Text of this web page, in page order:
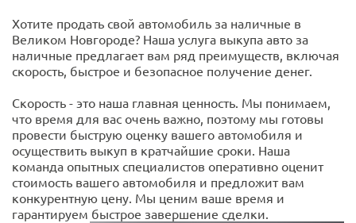
Хотите продать свой автомобиль за наличные в
Великом Новгороде? Наша услуга выкупа авто за
наличные предлагает вам ряд преимуществ, включая
скорость, быстрое и безопасное получение денег.
Скорость - это наша главная ценность. Мы понимаем,
что время для вас очень важно, поэтому мы готовы
провести быструю оценку вашего автомобиля и
осуществить выкуп в кратчайшие сроки. Наша
команда опытных специалистов оперативно оценит
стоимость вашего автомобиля и предложит вам
конкурентную цену. Мы ценим ваше время и
гарантируем быстрое завершение сделки.